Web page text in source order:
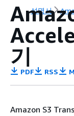
설명서
기
PDF RSS
Amazon S3